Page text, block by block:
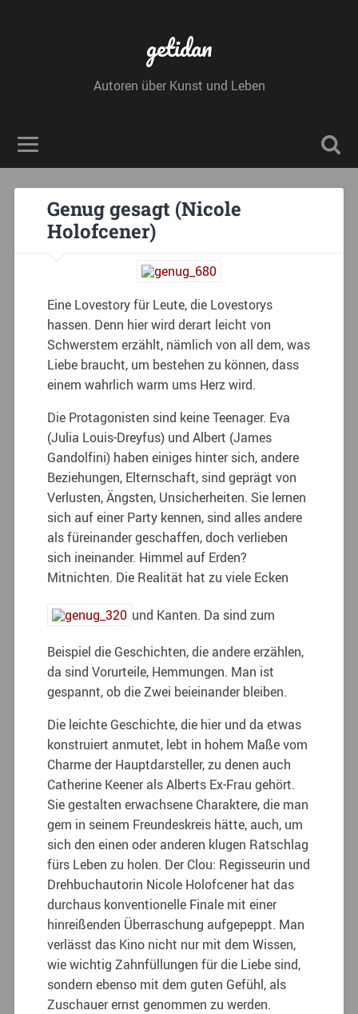
getidan
Autoren über Kunst und Leben
Genug gesagt (Nicole
Holofcener)
Eine Lovestory für Leute, die Lovestorys
hassen. Denn hier wird derart leicht von
Schwerstem erzählt, nämlich von all dem, was
Liebe braucht, um bestehen zu können, dass
einem wahrlich warm ums Herz wird.
Die Protagonisten sind keine Teenager. Eva
(Julia Louis-Dreyfus) und Albert (James
Gandolfini) haben einiges hinter sich, andere
Beziehungen, Elternschaft, sind geprägt von
Verlusten, Ängsten, Unsicherheiten. Sie lernen
sich auf einer Party kennen, sind alles andere
als füreinander geschaffen, doch verlieben
sich ineinander. Himmel auf Erden?
Mitnichten. Die Realität hat zu viele Ecken
und Kanten. Da sind zum
Beispiel die Geschichten, die andere erzählen,
da sind Vorurteile, Hemmungen. Man ist
gespannt, ob die Zwei beieinander bleiben.
Die leichte Geschichte, die hier und da etwas
konstruiert anmutet, lebt in hohem Maße vom
Charme der Hauptdarsteller, zu denen auch
Catherine Keener als Alberts Ex-Frau gehört.
Sie gestalten erwachsene Charaktere, die man
gern in seinem Freundeskreis hätte, auch, um
sich den einen oder anderen klugen Ratschlag
fürs Leben zu holen. Der Clou: Regisseurin und
Drehbuchautorin Nicole Holofcener hat das
durchaus konventionelle Finale mit einer
hinreißenden Überraschung aufgepeppt. Man
verlässt das Kino nicht nur mit dem Wissen,
wie wichtig Zahnfüllungen für die Liebe sind,
sondern ebenso mit dem guten Gefühl, als
Zuschauer ernst genommen zu werden.